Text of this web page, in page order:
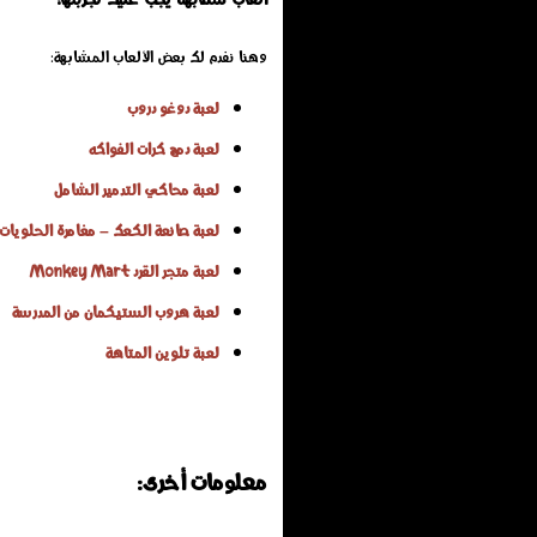
وهنا نفدم لك بعض الألعاب المشابهة:
لعبة دوغو دروب
لعبة دمج كرات الفواكه
لعبة محاكي التدمير الشامل
لعبة صانعة الكعك – مغامرة
لعبة متجر القرد Monkey Mart
لعبة هروب الستيكمان من المدرسة
لعبة تلوين المتاهة
معلومات أخرى: